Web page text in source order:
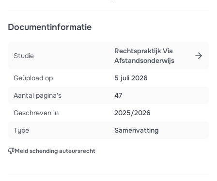
Documentinformatie
Studie
Rechtspraktijk Via
Afstandsonderwijs
Geüpload op
5 juli 2026
Aantal pagina's
47
Geschreven in
2025/2026
Type
Samenvatting
Meld schending auteursrecht